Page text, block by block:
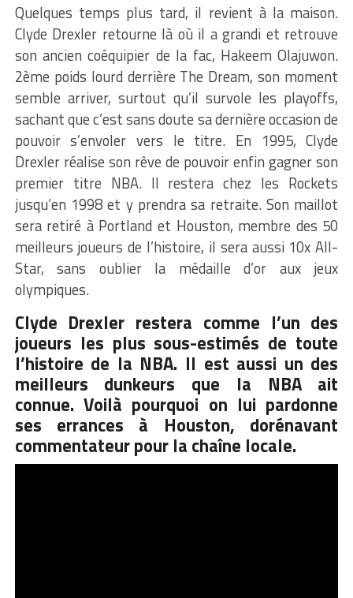
Quelques temps plus tard, il revient à la maison.
Clyde Drexler retourne là où il a grandi et retrouve
son ancien coéquipier de la fac, Hakeem Olajuwon.
2ème poids lourd derrière The Dream, son moment
semble arriver, surtout qu’il survole les playoffs,
sachant que c’est sans doute sa dernière occasion de
pouvoir s’envoler vers le titre. En 1995, Clyde
Drexler réalise son rêve de pouvoir enfin gagner son
premier titre NBA. Il restera chez les Rockets
jusqu’en 1998 et y prendra sa retraite. Son maillot
sera retiré à Portland et Houston, membre des 50
meilleurs joueurs de l’histoire, il sera aussi 10x All-
Star, sans oublier la médaille d’or aux jeux
olympiques.
Clyde Drexler restera comme l’un des
joueurs les plus sous-estimés de toute
l’histoire de la NBA. Il est aussi un des
meilleurs dunkeurs que la NBA ait
connue. Voilà pourquoi on lui pardonne
ses errances à Houston, dorénavant
commentateur pour la chaîne locale.